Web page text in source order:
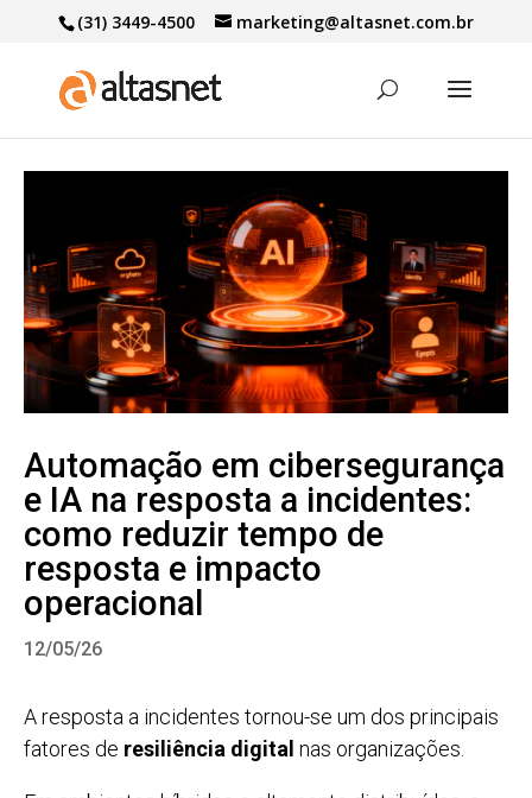
(31) 3449-4500 marketing@altasnet.com.br
Automação em cibersegurança
e IA na resposta a incidentes:
como reduzir tempo de
resposta e impacto
operacional
12/05/26
A resposta a incidentes tornou-se um dos principais
fatores de resiliência digital nas organizações.